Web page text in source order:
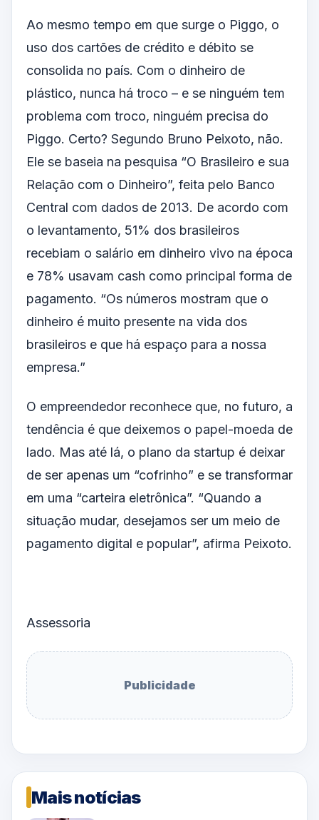
Ao mesmo tempo em que surge o Piggo, o
uso dos cartões de crédito e débito se
consolida no país. Com o dinheiro de
plástico, nunca há troco – e se ninguém tem
problema com troco, ninguém precisa do
Piggo. Certo? Segundo Bruno Peixoto, não.
Ele se baseia na pesquisa “O Brasileiro e sua
Relação com o Dinheiro”, feita pelo Banco
Central com dados de 2013. De acordo com
o levantamento, 51% dos brasileiros
recebiam o salário em dinheiro vivo na época
e 78% usavam cash como principal forma de
pagamento. “Os números mostram que o
dinheiro é muito presente na vida dos
brasileiros e que há espaço para a nossa
empresa.”
O empreendedor reconhece que, no futuro, a
tendência é que deixemos o papel-moeda de
lado. Mas até lá, o plano da startup é deixar
de ser apenas um “cofrinho” e se transformar
em uma “carteira eletrônica”. “Quando a
situação mudar, desejamos ser um meio de
pagamento digital e popular”, afirma Peixoto.
Assessoria
Publicidade
Mais notícias